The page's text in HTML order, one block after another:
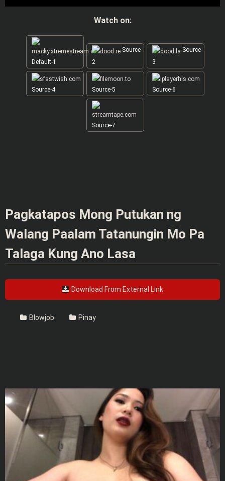
Watch on:
Default-1
Source-
2
Source-
3
Source-4 Source-5 Source-6
Source-7
Pagkatapos Mong Putukan ng
Walang Paalam Tatanungin Mo Pa
Talaga Kung Ano Lasa
Download From External Link
Blowjob Pinay